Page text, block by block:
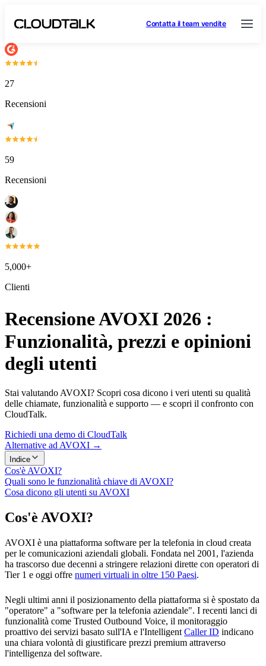
Contatta il team vendite
27
Recensioni
59
Recensioni
5,000+
Clienti
Recensione AVOXI 2026 :
Funzionalità, prezzi e opinioni
degli utenti
Stai valutando AVOXI? Scopri cosa dicono i veri utenti su qualità
delle chiamate, funzionalità e supporto — e scopri il confronto con
CloudTalk.
Richiedi una demo di CloudTalk
Alternative ad AVOXI →
Indice
Cos'è AVOXI?
Quali sono le funzionalità chiave di AVOXI?
Cosa dicono gli utenti su AVOXI
Cos'è AVOXI?
AVOXI è una piattaforma software per la telefonia in cloud creata
per le comunicazioni aziendali globali. Fondata nel 2001, l'azienda
ha trascorso due decenni a stringere relazioni dirette con operatori di
Tier 1 e oggi offre numeri virtuali in oltre 150 Paesi.
Negli ultimi anni il posizionamento della piattaforma si è spostato da
"operatore" a "software per la telefonia aziendale". I recenti lanci di
funzionalità come Trusted Outbound Voice, il monitoraggio
proattivo dei servizi basato sull'IA e l'Intelligent Caller ID indicano
una chiara volontà di giustificare prezzi premium attraverso
l'intelligenza del software.